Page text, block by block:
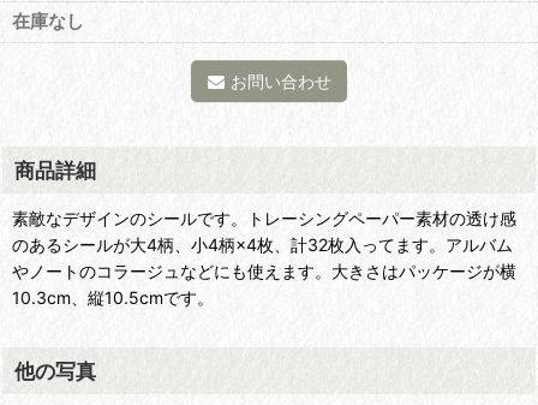
在庫なし
お問い合わせ
商品詳細
素敵なデザインのシールです。トレーシングペーパー素材の透け感
のあるシールが大4柄、小4柄×4枚、計32枚入ってます。アルバム
やノートのコラージュなどにも使えます。大きさはパッケージが横
10.3cm、縦10.5cmです。
他の写真